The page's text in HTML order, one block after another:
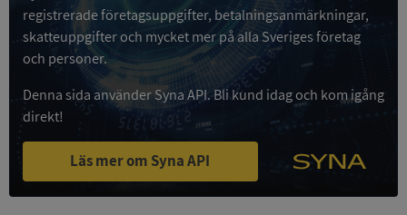
registrerade företagsuppgifter, betalningsanmärkningar,
skatteuppgifter och mycket mer på alla Sveriges företag
och personer.
Denna sida använder Syna API. Bli kund idag och kom igång
direkt!
Läs mer om Syna API
Strikt nödvändigt Prestanda
Funktioner
Strikt nödvändiga kakor tillåter
kärnwebbplatsfunktioner som användarinloggning
och kontohantering. Webbplatsen kan inte
användas ordentligt utan strikt nödvändiga cookies.